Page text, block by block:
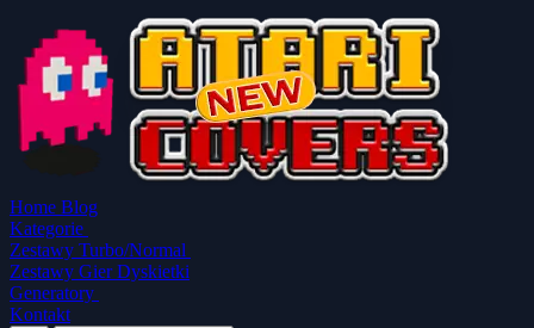
Home Blog
Kategorie
Zestawy Turbo/Normal
Zestawy Gier Dyskietki
Generatory
Kontakt